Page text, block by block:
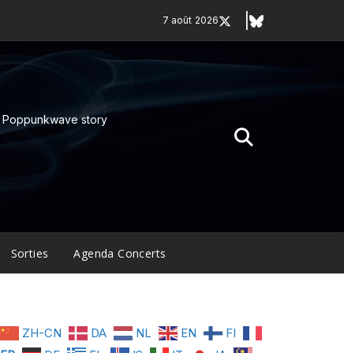
7 août 2026
Poppunkwave story
Sorties Agenda Concerts
ZH-CN DA NL EN
FI